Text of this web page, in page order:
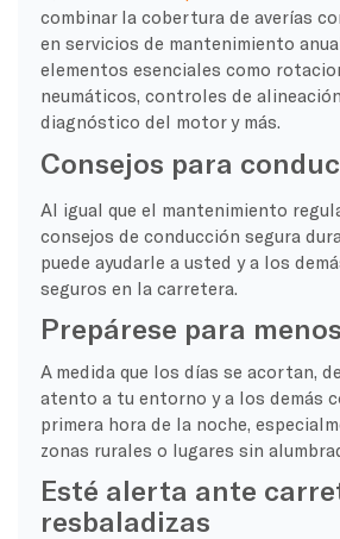
combinar la cobertura de averías
en servicios de mantenimiento
elementos esenciales como
neumáticos, controles de
diagnóstico del motor y más.
Consejos para
Al igual que el mantenimiento
consejos de conducción segura
puede ayudarle a usted y a los
seguros en la carretera.
Prepárese para
A medida que los días se acortan,
atento a tu entorno y a los demás
primera hora de la noche,
zonas rurales o lugares sin
Esté alerta ante
resbaladizas